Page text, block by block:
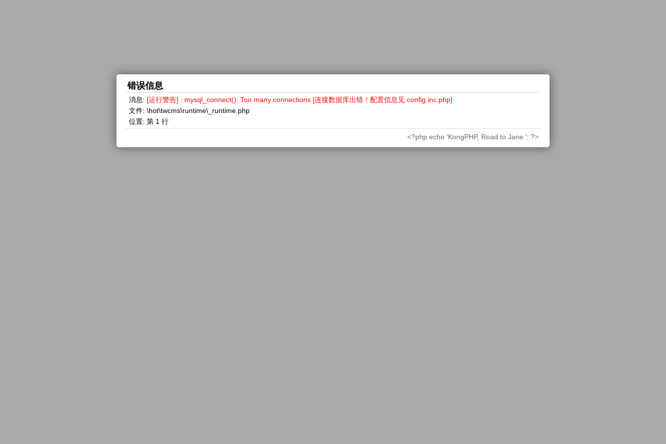
错误信息
消息: [运行警告] : mysql_connect(): Too many connections [连接数据库出错！配置信息见 config.inc.php]
文件: \hot\twcms\runtime\_runtime.php
位置: 第 1 行
<?php echo 'KongPHP, Road to Jane.'; ?>